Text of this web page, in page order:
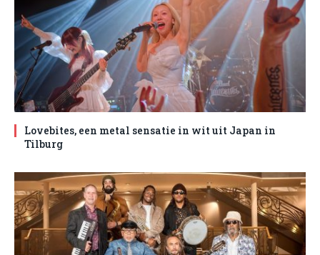
Lovebites, een metal sensatie in wit uit Japan in
Tilburg